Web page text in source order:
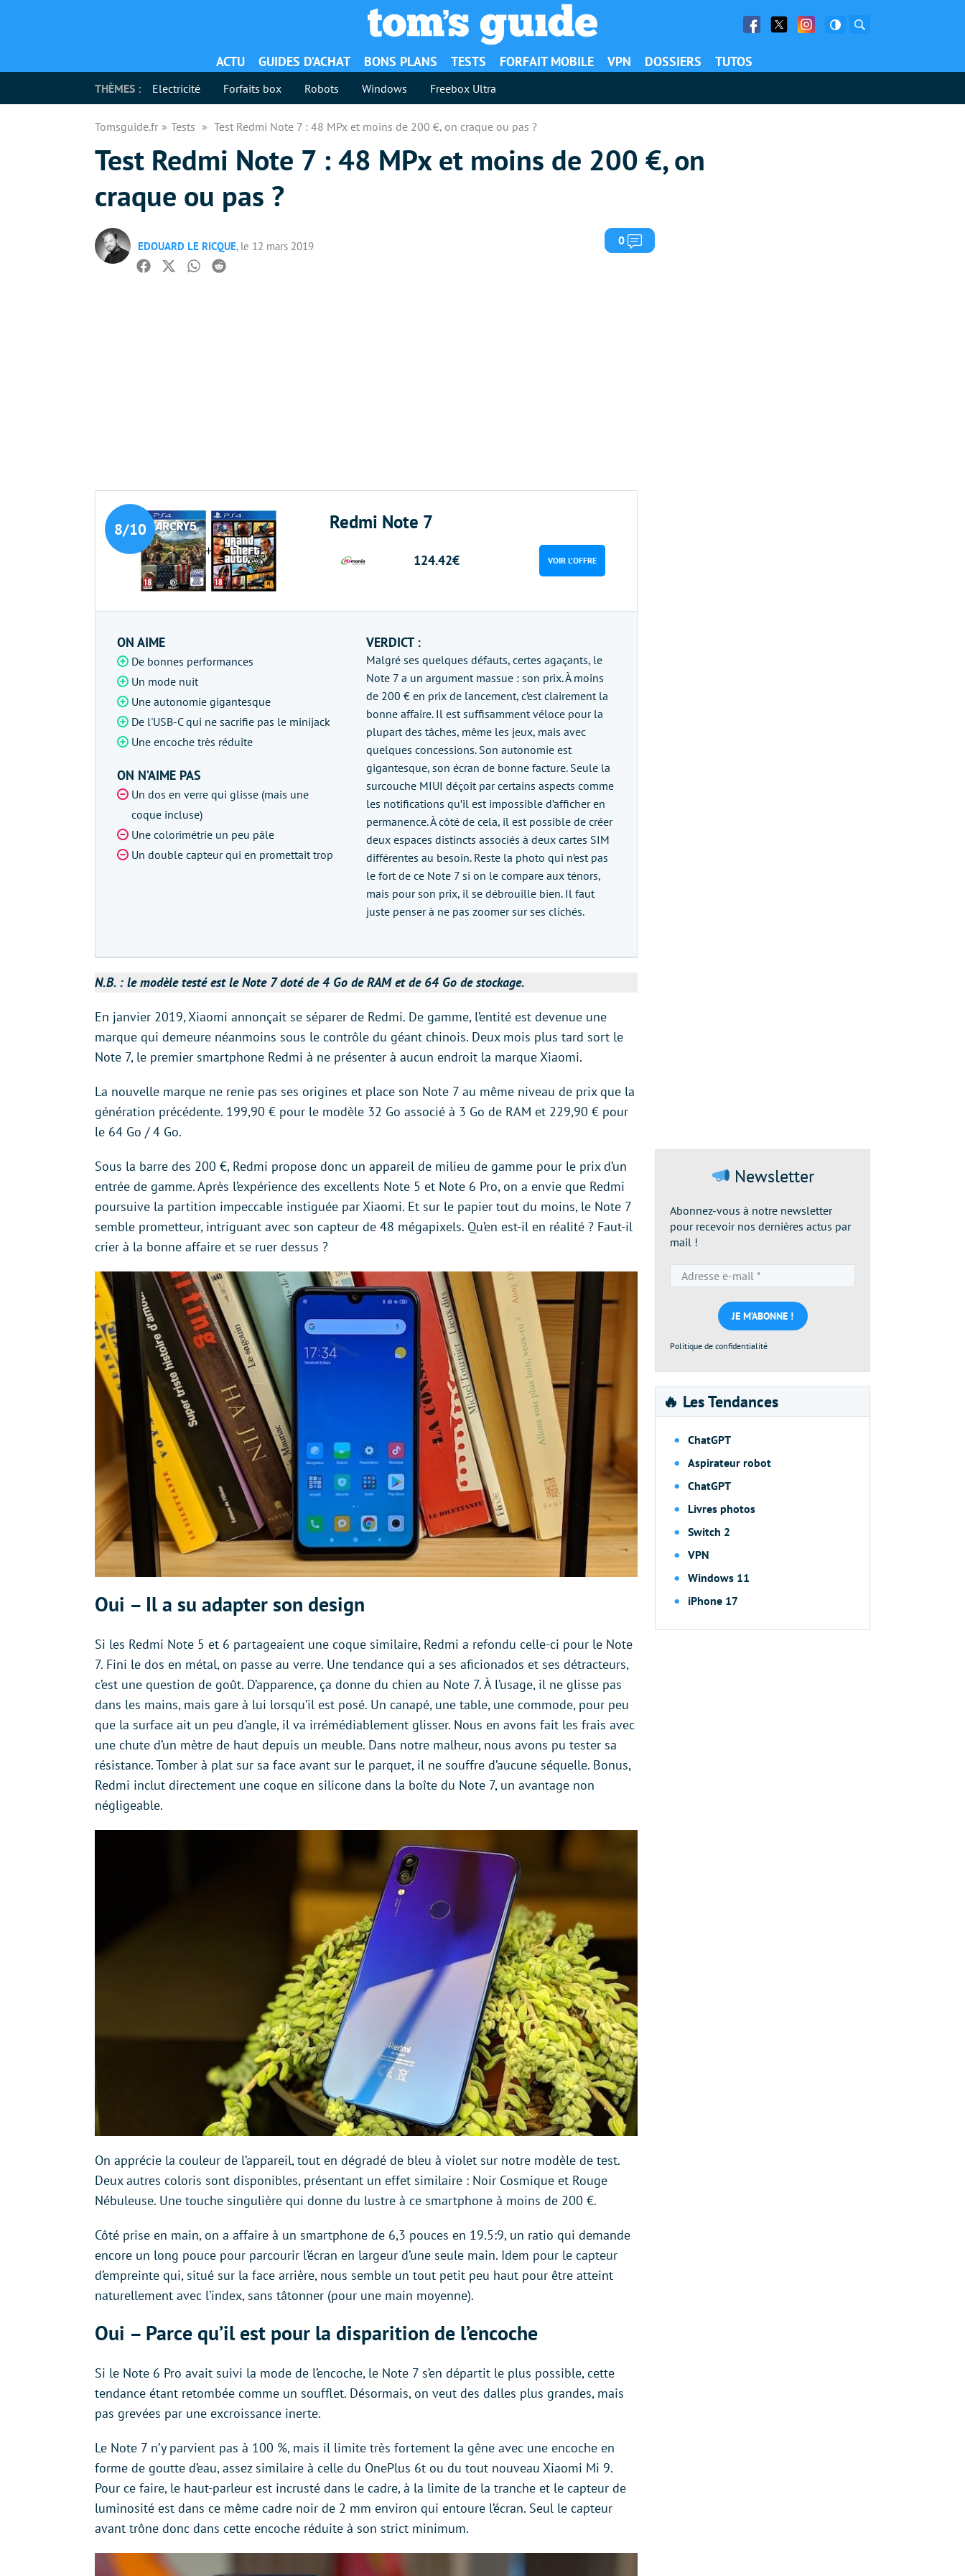
Facebook
Twitter Facebook
ACTU GUIDES D’ACHAT BONS PLANS TESTS FORFAIT MOBILE VPN DOSSIERS TUTOS
THÈMES : Electricité Forfaits box Robots Windows Freebox Ultra
Tomsguide.fr Tests Test Redmi Note 7 : 48 MPx et moins de 200 €, on craque ou pas ?
Test Redmi Note 7 : 48 MPx et moins de 200 €, on
craque ou pas ?
EDOUARD LE RICQUE, le 12 mars 2019 0 Commentaires
Facebook
TwitterWhatsapp
Reddit
8/10 Redmi Note 7
124.42€ VOIR L’OFFRE
ON AIME
De bonnes performances
Un mode nuit
Une autonomie gigantesque
De l'USB-C qui ne sacrifie pas le minijack
Une encoche très réduite
ON N’AIME PAS
Un dos en verre qui glisse (mais une
coque incluse)
Une colorimétrie un peu pâle
Un double capteur qui en promettait trop
VERDICT :
Malgré ses quelques défauts, certes agaçants, le
Note 7 a un argument massue : son prix. À moins
de 200 € en prix de lancement, c’est clairement la
bonne affaire. Il est suffisamment véloce pour la
plupart des tâches, même les jeux, mais avec
quelques concessions. Son autonomie est
gigantesque, son écran de bonne facture. Seule la
surcouche MIUI déçoit par certains aspects comme
les notifications qu’il est impossible d’afficher en
permanence. À côté de cela, il est possible de créer
deux espaces distincts associés à deux cartes SIM
différentes au besoin. Reste la photo qui n’est pas
le fort de ce Note 7 si on le compare aux ténors,
mais pour son prix, il se débrouille bien. Il faut
juste penser à ne pas zoomer sur ses clichés.
N.B. : le modèle testé est le Note 7 doté de 4 Go de RAM et de 64 Go de stockage.
En janvier 2019, Xiaomi annonçait se séparer de Redmi. De gamme, l’entité est devenue une
marque qui demeure néanmoins sous le contrôle du géant chinois. Deux mois plus tard sort le
Note 7, le premier smartphone Redmi à ne présenter à aucun endroit la marque Xiaomi.
La nouvelle marque ne renie pas ses origines et place son Note 7 au même niveau de prix que la
génération précédente. 199,90 € pour le modèle 32 Go associé à 3 Go de RAM et 229,90 € pour
le 64 Go / 4 Go.
Sous la barre des 200 €, Redmi propose donc un appareil de milieu de gamme pour le prix d’un
entrée de gamme. Après l’expérience des excellents Note 5 et Note 6 Pro, on a envie que Redmi
poursuive la partition impeccable instiguée par Xiaomi. Et sur le papier tout du moins, le Note 7
semble prometteur, intriguant avec son capteur de 48 mégapixels. Qu’en est-il en réalité ? Faut-il
crier à la bonne affaire et se ruer dessus ?
Oui – Il a su adapter son design
Si les Redmi Note 5 et 6 partageaient une coque similaire, Redmi a refondu celle-ci pour le Note
7. Fini le dos en métal, on passe au verre. Une tendance qui a ses aficionados et ses détracteurs,
c’est une question de goût. D’apparence, ça donne du chien au Note 7. À l’usage, il ne glisse pas
dans les mains, mais gare à lui lorsqu’il est posé. Un canapé, une table, une commode, pour peu
que la surface ait un peu d’angle, il va irrémédiablement glisser. Nous en avons fait les frais avec
une chute d’un mètre de haut depuis un meuble. Dans notre malheur, nous avons pu tester sa
résistance. Tomber à plat sur sa face avant sur le parquet, il ne souffre d’aucune séquelle. Bonus,
Redmi inclut directement une coque en silicone dans la boîte du Note 7, un avantage non
négligeable.
On apprécie la couleur de l’appareil, tout en dégradé de bleu à violet sur notre modèle de test.
Deux autres coloris sont disponibles, présentant un effet similaire : Noir Cosmique et Rouge
Nébuleuse. Une touche singulière qui donne du lustre à ce smartphone à moins de 200 €.
Côté prise en main, on a affaire à un smartphone de 6,3 pouces en 19.5:9, un ratio qui demande
encore un long pouce pour parcourir l’écran en largeur d’une seule main. Idem pour le capteur
d’empreinte qui, situé sur la face arrière, nous semble un tout petit peu haut pour être atteint
naturellement avec l’index, sans tâtonner (pour une main moyenne).
Oui – Parce qu’il est pour la disparition de l’encoche
Si le Note 6 Pro avait suivi la mode de l’encoche, le Note 7 s’en départit le plus possible, cette
tendance étant retombée comme un soufflet. Désormais, on veut des dalles plus grandes, mais
pas grevées par une excroissance inerte.
Le Note 7 n’y parvient pas à 100 %, mais il limite très fortement la gêne avec une encoche en
forme de goutte d’eau, assez similaire à celle du OnePlus 6t ou du tout nouveau Xiaomi Mi 9.
Pour ce faire, le haut-parleur est incrusté dans le cadre, à la limite de la tranche et le capteur de
luminosité est dans ce même cadre noir de 2 mm environ qui entoure l’écran. Seul le capteur
avant trône donc dans cette encoche réduite à son strict minimum.
Newsletter
Abonnez-vous à notre newsletter
pour recevoir nos dernières actus par
mail !
e-
mail
*
Politique de confidentialité
🔥 Les Tendances
ChatGPT
Aspirateur robot
ChatGPT
Livres photos
Switch 2
VPN
Windows 11
iPhone 17